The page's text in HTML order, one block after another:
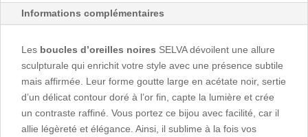
Informations complémentaires
Les boucles d’oreilles noires SELVA dévoilent une allure
sculpturale qui enrichit votre style avec une présence subtile
mais affirmée. Leur forme goutte large en acétate noir, sertie
d’un délicat contour doré à l’or fin, capte la lumière et crée
un contraste raffiné. Vous portez ce bijou avec facilité, car il
allie légèreté et élégance. Ainsi, il sublime à la fois vos